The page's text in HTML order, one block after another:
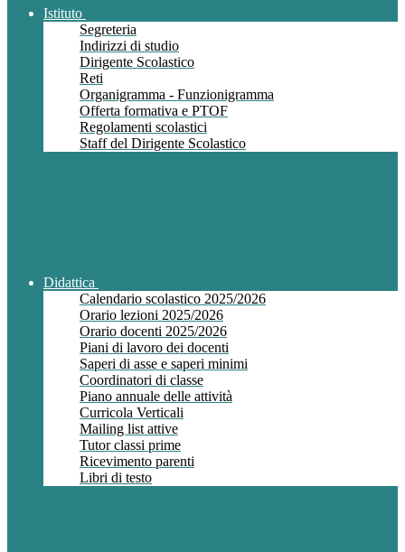
Istituto
Segreteria
Indirizzi di studio
Dirigente Scolastico
Reti
Organigramma - Funzionigramma
Offerta formativa e PTOF
Regolamenti scolastici
Staff del Dirigente Scolastico
Didattica
Calendario scolastico 2025/2026
Orario lezioni 2025/2026
Orario docenti 2025/2026
Piani di lavoro dei docenti
Saperi di asse e saperi minimi
Coordinatori di classe
Piano annuale delle attività
Curricola Verticali
Mailing list attive
Tutor classi prime
Ricevimento parenti
Libri di testo